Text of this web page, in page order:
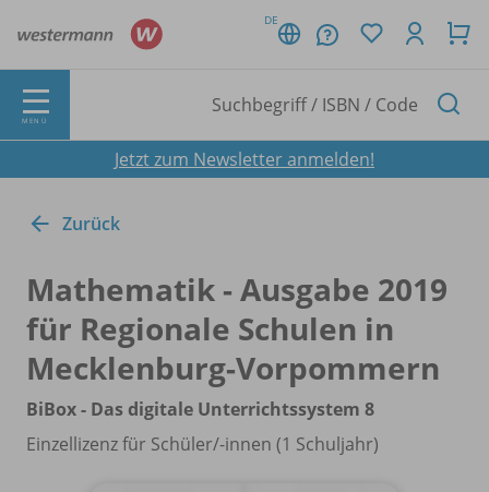
DE
MENÜ
Jetzt zum Newsletter anmelden!
Zurück
Mathematik - Ausgabe 2019
für Regionale Schulen in
Mecklenburg-Vorpommern
BiBox - Das digitale Unterrichtssystem 8
Einzellizenz für Schüler/-innen (1 Schuljahr)